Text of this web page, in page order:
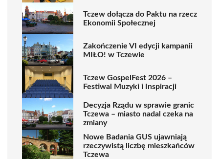
Tczew dołącza do Paktu na rzecz
Ekonomii Społecznej
Zakończenie VI edycji kampanii
MIŁO! w Tczewie
Tczew GospelFest 2026 –
Festiwal Muzyki i Inspiracji
Decyzja Rządu w sprawie granic
Tczewa – miasto nadal czeka na
zmiany
Nowe Badania GUS ujawniają
rzeczywistą liczbę mieszkańców
Tczewa